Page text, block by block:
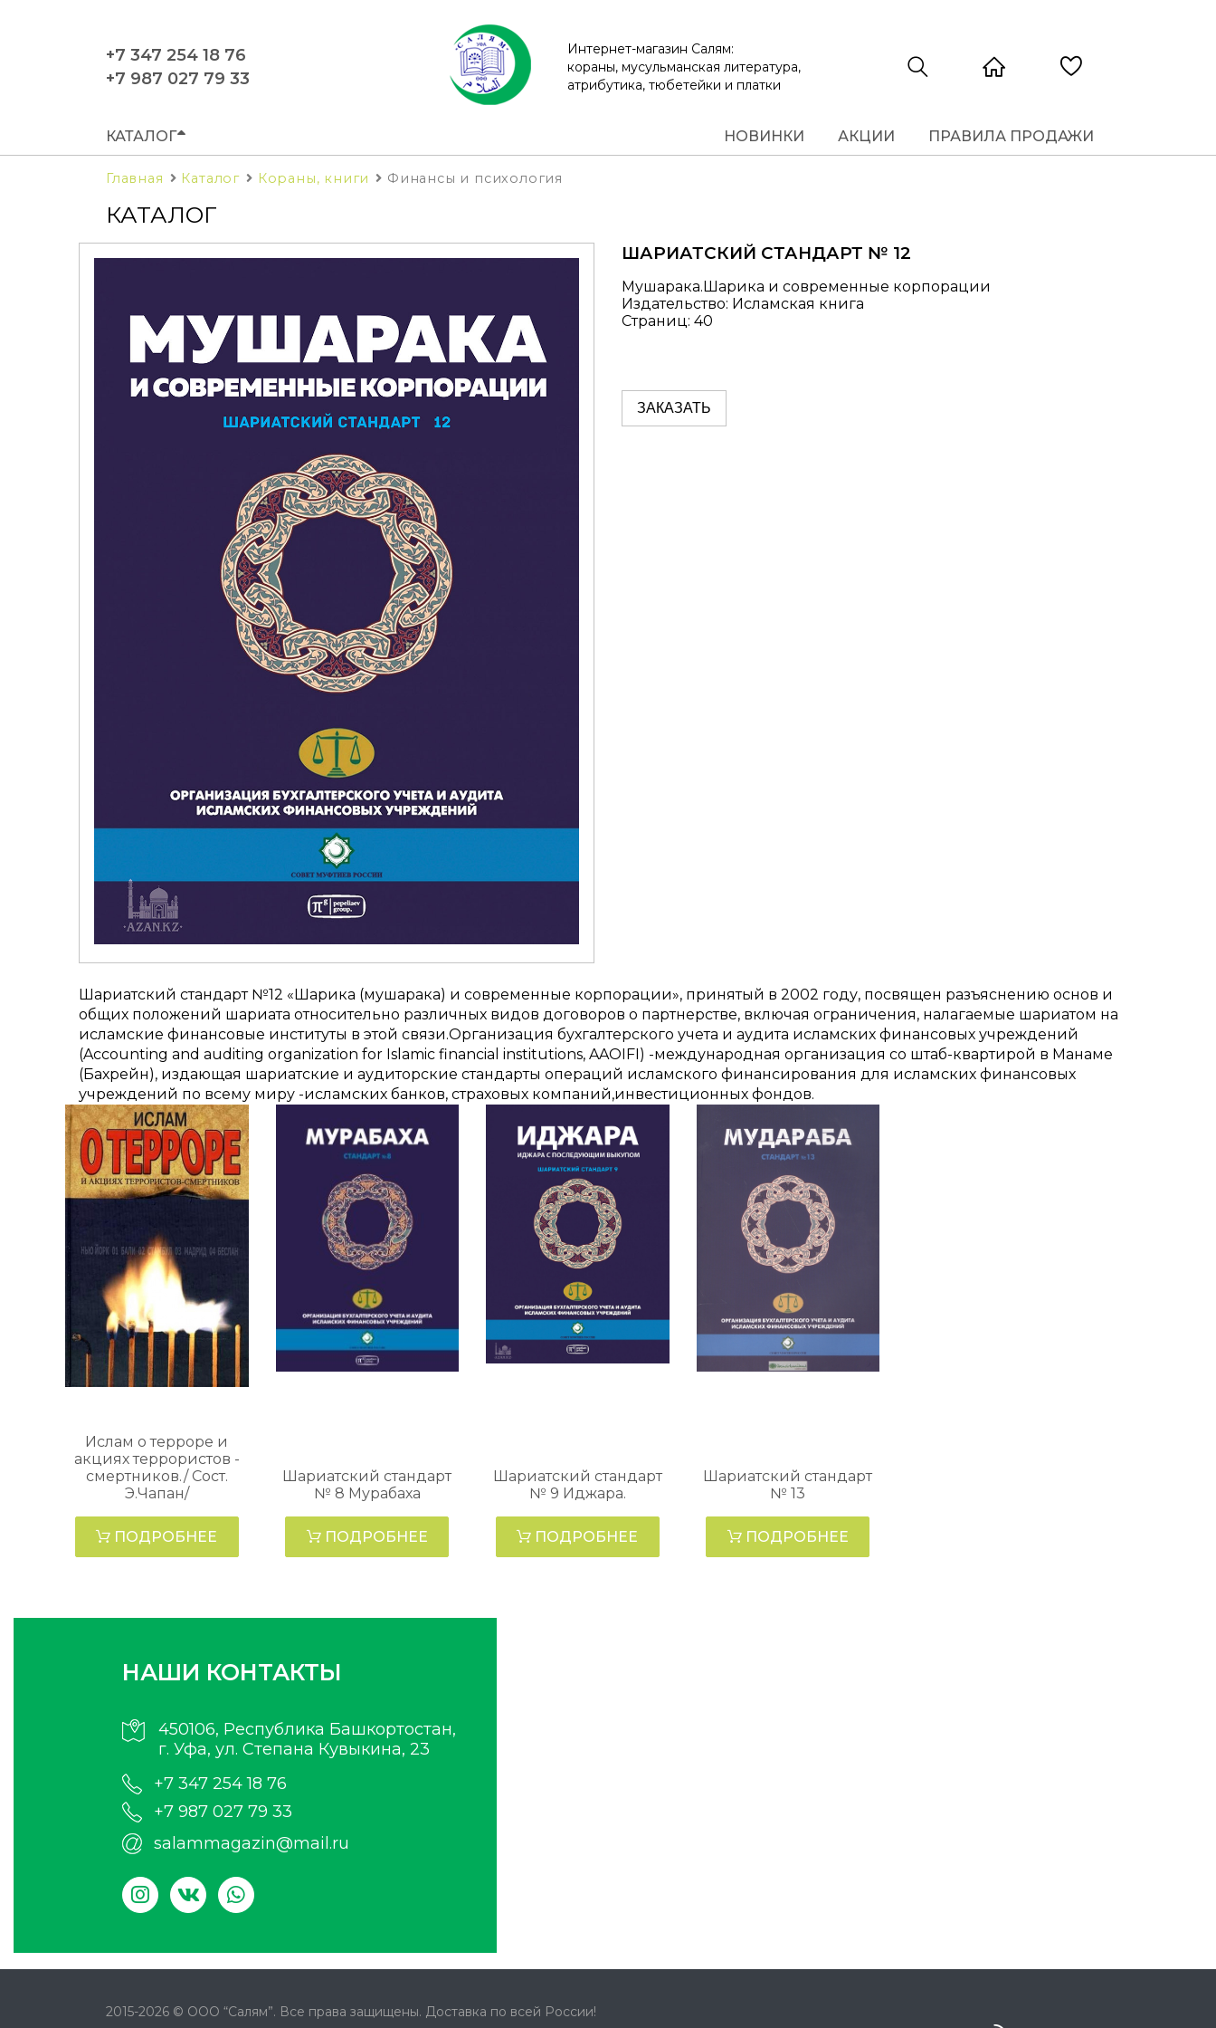
+7 347 254 18 76
+7 987 027 79 33
Интернет-магазин Салям:
кораны, мусульманская литература,
атрибутика, тюбетейки и платки
КАТАЛОГ НОВИНКИ АКЦИИ ПРАВИЛА ПРОДАЖИ
Главная Каталог Кораны, книги Финансы и психология
КАТАЛОГ
ШАРИАТСКИЙ СТАНДАРТ № 12
Мушарака.Шарика и современные корпорации
Издательство: Исламская книга
Страниц: 40
ЗАКАЗАТЬ
Шариатский стандарт №12 «Шарика (мушарака) и современные корпорации», принятый в 2002 году, посвящен разъяснению основ и
общих положений шариата относительно различных видов договоров о партнерстве, включая ограничения, налагаемые шариатом на
исламские финансовые институты в этой связи.Организация бухгалтерского учета и аудита исламских финансовых учреждений
(Accounting and auditing organization for Islamic financial institutions, AAOIFI) -международная организация со штаб-квартирой в Манаме
(Бахрейн), издающая шариатские и аудиторские стандарты операций исламского финансирования для исламских финансовых
учреждений по всему миру -исламских банков, страховых компаний,инвестиционных фондов.
Ислам о терроре и
акциях террористов -
смертников./ Сост.
Э.Чапан/
ПОДРОБНЕЕ
Шариатский стандарт
№ 8 Мурабаха
ПОДРОБНЕЕ
Шариатский стандарт
№ 9 Иджара.
ПОДРОБНЕЕ
Шариатский стандарт
№ 13
ПОДРОБНЕЕ
НАШИ КОНТАКТЫ
450106, Республика Башкортостан,
г. Уфа, ул. Степана Кувыкина, 23
+7 347 254 18 76
+7 987 027 79 33
salammagazin@mail.ru
2015-2026 © ООО “Салям”. Все права защищены. Доставка по всей России!